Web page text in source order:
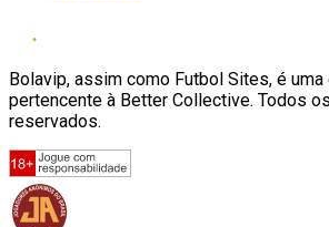
Bolavip, assim como Futbol Sites, é
pertencente à Better Collective. Todos
reservados.